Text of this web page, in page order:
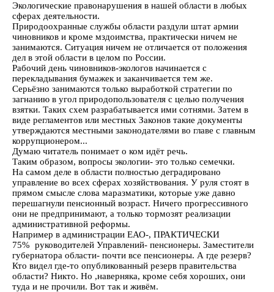
Экологические правонарушения в нашей области в любых
сферах деятельности.
Природоохранные службы области раздули штат армии
чиновников и кроме мздоимства, практически ничем не
занимаются. Ситуация ничем не отличается от положения
дел в этой области в целом по России.
Рабочий день чиновников-экологов начинается с
перекладывания бумажек и заканчивается тем же.
Серьёзно занимаются только выработкой стратегии по
загнанию в угол природопользователя с целью получения
взятки. Таких схем разрабатывается ими сотнями. Затем в
виде регламентов или местных Законов такие документы
утверждаются местными законодателями во главе с главным
коррупционером...
Думаю читатель понимает о ком идёт речь.
Таким образом, вопросы экологии- это только семечки.
На самом деле в области полностью деградировано
управление во всех сферах хозяйствования. У руля стоят в
прямом смысле слова маразматики, которые уже давно
перешагнули пенсионный возраст. Ничего прогрессивного
они не предпринимают, а только тормозят реализации
административной реформы.
Например в администрации ЕАО-, ПРАКТИЧЕСКИ
75% руководителей Управлений- пенсионеры. Заместители
губернатора области- почти все пенсионеры. А где резерв?
Кто видел где-то опубликованный резерв правительства
области? Никто. Но ,наверняка, кроме себя хороших, они
туда и не прочили. Вот так и живём.